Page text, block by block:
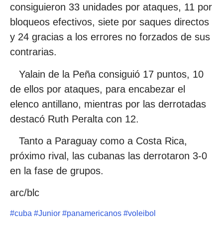
consiguieron 33 unidades por ataques, 11 por
bloqueos efectivos, siete por saques directos
y 24 gracias a los errores no forzados de sus
contrarias.
Yalain de la Peña consiguió 17 puntos, 10
de ellos por ataques, para encabezar el
elenco antillano, mientras por las derrotadas
destacó Ruth Peralta con 12.
Tanto a Paraguay como a Costa Rica,
próximo rival, las cubanas las derrotaron 3-0
en la fase de grupos.
arc/blc
#cuba #Junior #panamericanos #voleibol